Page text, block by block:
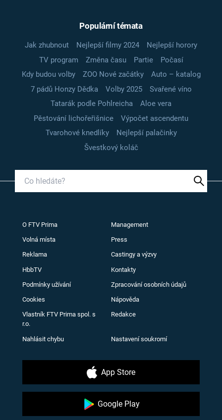
Populární témata
Jak zhubnout Nejlepší filmy 2024
Nejlepší horory
TV program
Změna času Partie
Počasí
Kdy budou volby
ZOO Nové začátky
Auto – katalog
7 pádů Honzy Dědka
Volby 2025
Svařené víno
Tatarák podle Pohlreicha
Aloe vera
Pěstování lichořeřišnice
Výpočet ascendentu
Tvarohové knedlíky
Nejlepší palačinky
Švestkový koláč
O FTV Prima Management
Volná místa Press
Reklama Castingy a výzvy
HbbTV Kontakty
Podmínky užívání Zpracování osobních údajů
Cookies Nápověda
Vlastník FTV Prima spol. s
r.o.
Redakce
Nahlásit chybu Nastavení soukromí
App Store
Google Play